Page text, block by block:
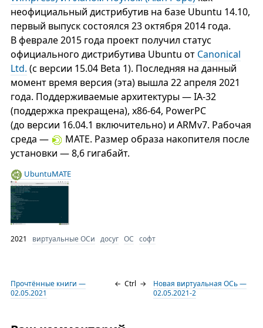
неофициальный дистрибутив на базе Ubuntu 14.10,
первый выпуск состоялся 23 октября 2014 года.
В феврале 2015 года проект получил статус
официального дистрибутива Ubuntu от Canonical
Ltd. (с версии 15.04 Beta 1). Последняя на данный
момент время версия (эта) вышла 22 апреля 2021
года. Поддерживаемые архитектуры — IA-32
(поддержка прекращена), x86-64, PowerPC
(до версии 16.04.1 включительно) и ARMv7. Рабочая
среда —
MATE. Размер образа накопителя после
установки — 8,6 гигабайт.
UbuntuMATE
2021 виртуальные ОСи досуг ОС софт
Прочтённые книги —
02.05.2021
← Ctrl →
Новая виртуальная ОСь —
02.05.2021-2